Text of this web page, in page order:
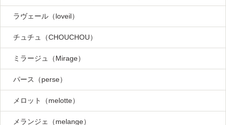
ラヴェール（loveil）
チュチュ（CHOUCHOU）
ミラージュ（Mirage）
パース（perse）
メロット（melotte）
メランジェ（melange）